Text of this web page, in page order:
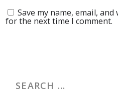
Save my name, email,
for the next time I comment.